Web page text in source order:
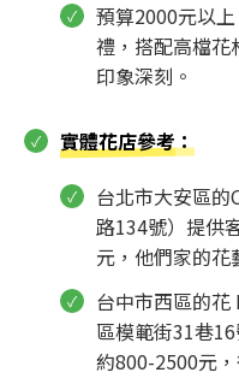
預算2000元以
禮，搭配高檔花
印象深刻。
實體花店參考：
台北市大安區
路134號）提供
元，他們家的花
台中市西區的
區模範街31巷
約800-2500元